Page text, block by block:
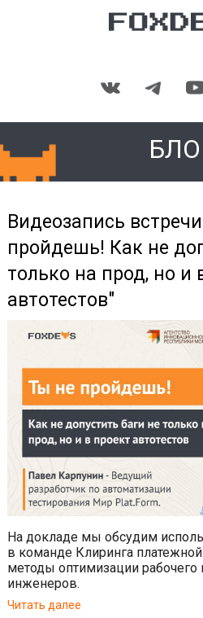
Видеозапись
пройдешь! Как не
только на прод, но и
автотестов"
На докладе мы обсудим
в команде Клиринга
методы оптимизации рабочего
инженеров.
Читать далее